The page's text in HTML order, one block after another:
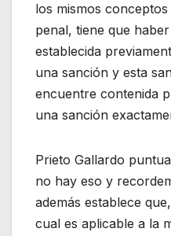
los mismos
penal, tiene que
establecida
una sanción y esta
encuentre contenida
una sanción
Prieto Gallardo
no hay eso y
además establece
cual es aplicable a la